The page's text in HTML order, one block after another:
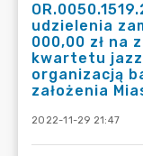
udzielenia
000,00 zł na
kwartetu
organizacją
założenia
2022-11-29 21:47